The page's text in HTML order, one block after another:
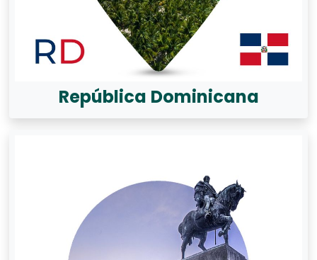
República Dominicana